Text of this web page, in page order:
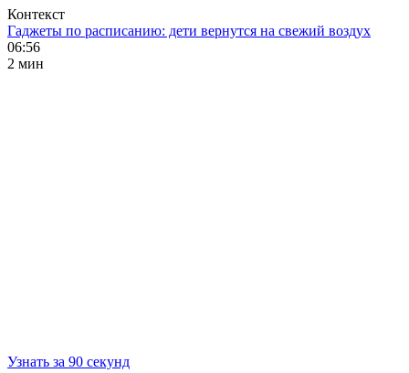
Контекст
Гаджеты по расписанию: дети вернутся на свежий воздух
06:56
2 мин
Узнать за 90 секунд